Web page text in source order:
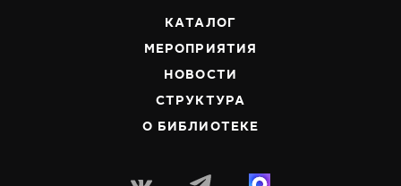
КАТАЛОГ
МЕРОПРИЯТИЯ
НОВОСТИ
СТРУКТУРА
О БИБЛИОТЕКЕ